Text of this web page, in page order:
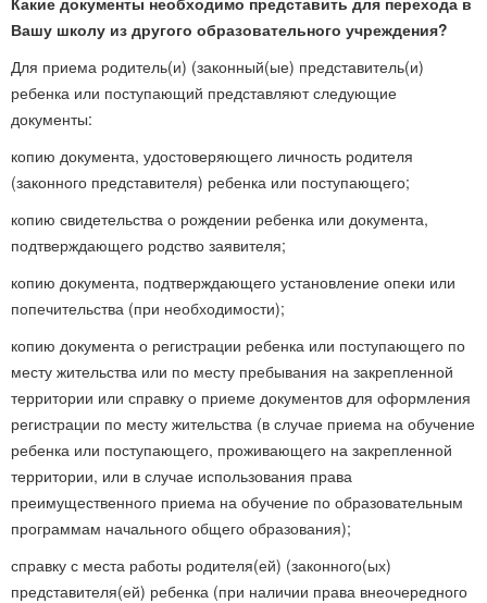
Вашу школу из другого образовательного учреждения?
Для приема родитель(и) (законный(ые) представитель(и)
ребенка или поступающий представляют следующие
документы:
копию документа, удостоверяющего личность родителя
(законного представителя) ребенка или поступающего;
копию свидетельства о рождении ребенка или документа,
подтверждающего родство заявителя;
копию документа, подтверждающего установление опеки или
попечительства (при необходимости);
копию документа о регистрации ребенка или поступающего по
месту жительства или по месту пребывания на закрепленной
территории или справку о приеме документов для оформления
регистрации по месту жительства (в случае приема на обучение
ребенка или поступающего, проживающего на закрепленной
территории, или в случае использования права
преимущественного приема на обучение по образовательным
программам начального общего образования);
справку с места работы родителя(ей) (законного(ых)
представителя(ей) ребенка (при наличии права внеочередного